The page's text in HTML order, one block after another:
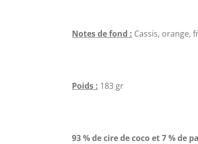
Notes de fond : Cassis, orange,
Poids : 183 gr
93 % de cire de coco et 7 % de